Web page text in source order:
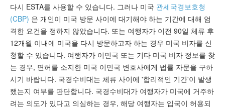
다시 ESTA를 사용할 수 있습니다. 그러나 미국 관세국경보호청
(CBP) 은 개인이 미국 방문 사이에 대기해야 하는 기간에 대해 엄
격한 요건을 정하지 않았습니다. 또는 여행자가 이전 90일 체류 후
12개월 이내에 미국을 다시 방문하고자 하는 경우 미국 비자를 신
청할 수 있습니다. 여행자가 이민국 또는 기타 미국 비자 정보를 찾
는 경우, 면허를 소지한 미국 이민국 변호사에게 법률 자문을 구하
시기 바랍니다. 국경수비대는 체류 사이에 '합리적인 기간'이 발생
했는지 여부를 판단합니다. 국경수비대가 여행자가 미국에 거주하
려는 의도가 있다고 의심하는 경우, 해당 여행자는 입국이 허용되